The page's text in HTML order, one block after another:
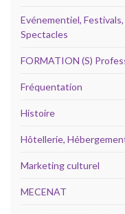
Evénementiel,
Spectacles
FORMATION (S)
Fréquentation
Histoire
Hôtellerie,
Marketing culturel
MECENAT